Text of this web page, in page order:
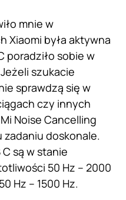
mnie w
Xiaomi była aktywna
poradziło sobie w
szukacie
sprawdzą się w
czy innych
Noise Cancelling
zadaniu doskonale.
C są w stanie
50 Hz – 2000
Hz – 1500 Hz.